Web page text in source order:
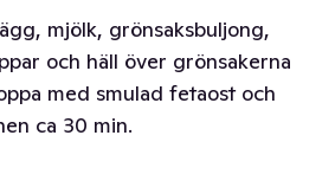
mjölk, grönsaksbuljong,
och häll över grönsakerna
med smulad fetaost och
ca 30 min.